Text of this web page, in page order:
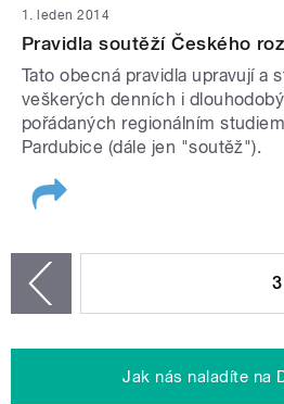
1. leden 2014
Pravidla soutěží Českého
Tato obecná pravidla upravují a
veškerých denních i
pořádaných regionálním
Pardubice (dále jen "soutěž").
3
Jak nás naladíte na